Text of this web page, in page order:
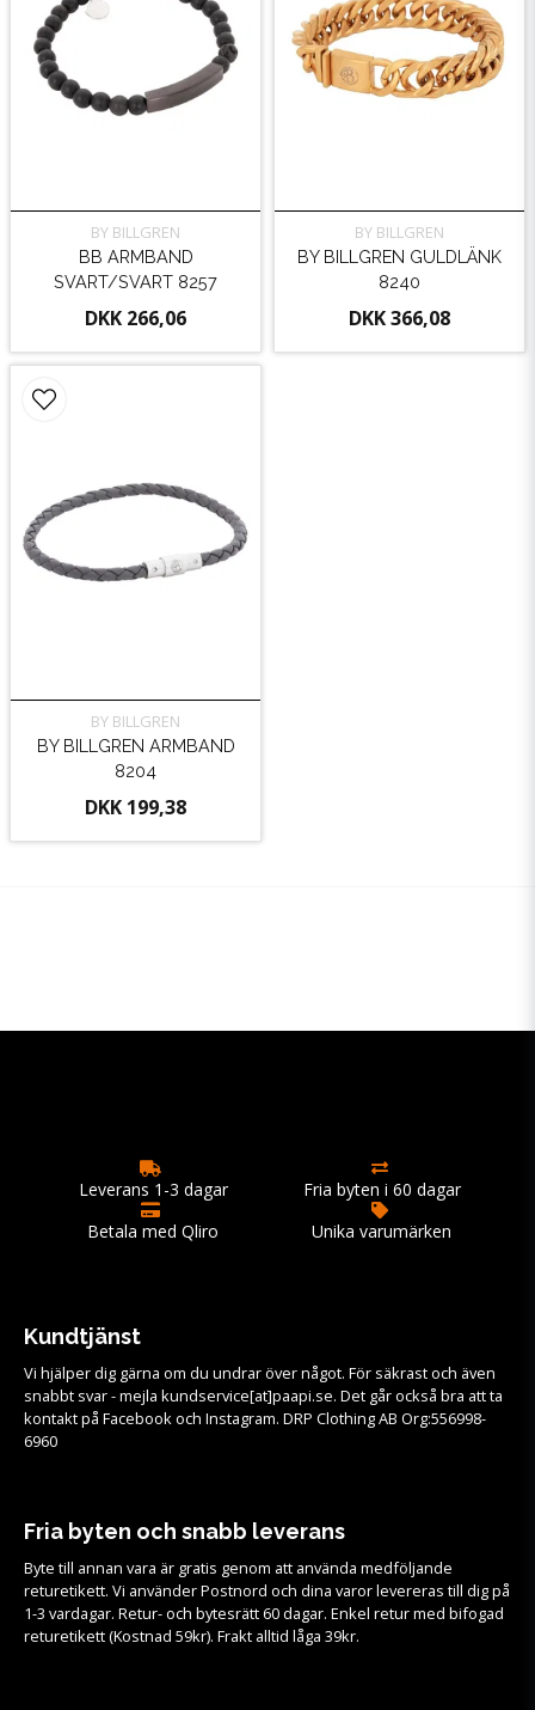
BY BILLGREN
BB ARMBAND
SVART/SVART 8257
DKK 266,06
BY BILLGREN
BY BILLGREN GULDLÄNK
8240
DKK 366,08
BY BILLGREN
BY BILLGREN ARMBAND
8204
DKK 199,38
Leverans 1-3 dagar
Fria byten i 60 dagar
Betala med Qliro
Unika varumärken
Kundtjänst
Vi hjälper dig gärna om du undrar över något. För säkrast och även
snabbt svar - mejla kundservice[at]paapi.se. Det går också bra att ta
kontakt på Facebook och Instagram. DRP Clothing AB Org:556998-
6960
Fria byten och snabb leverans
Byte till annan vara är gratis genom att använda medföljande
returetikett. Vi använder Postnord och dina varor levereras till dig på
1-3 vardagar. Retur- och bytesrätt 60 dagar. Enkel retur med bifogad
returetikett (Kostnad 59kr). Frakt alltid låga 39kr.